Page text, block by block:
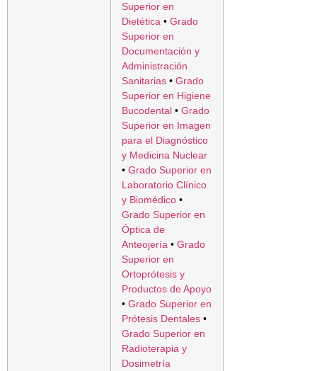
Superior en
Dietética • Grado
Superior en
Documentación y
Administración
Sanitarias • Grado
Superior en Higiene
Bucodental • Grado
Superior en Imagen
para el Diagnóstico
y Medicina Nuclear
• Grado Superior en
Laboratorio Clínico
y Biomédico •
Grado Superior en
Óptica de
Anteojería • Grado
Superior en
Ortoprótesis y
Productos de Apoyo
• Grado Superior en
Prótesis Dentales •
Grado Superior en
Radioterapia y
Dosimetría